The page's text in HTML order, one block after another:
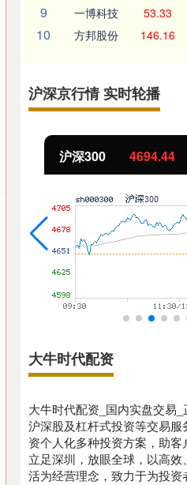
9 一博科技 53.33
10 方邦股份 146.16
沪深京行情 实时轮播
北证50
大牛时代配资
大牛时代配资_国内实盘交易
沪深股及杠杆式投资等交易
资个人化多种投资方案，助
立足深圳，放眼全球，以高
活为经营理念，致力于为投